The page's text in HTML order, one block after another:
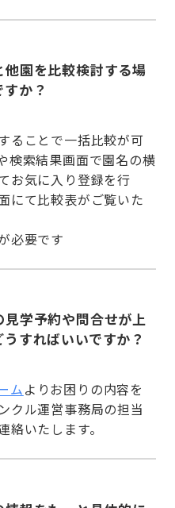
園を比較検討する場
か？
ることで一括比較が可
検索結果画面で園名の横
お気に入り登録を行
にて比較表がご覧いた
必要です
学予約や問合せが上
すればいいですか？
ムよりお困りの内容を
クル運営事務局の担当
いたします。